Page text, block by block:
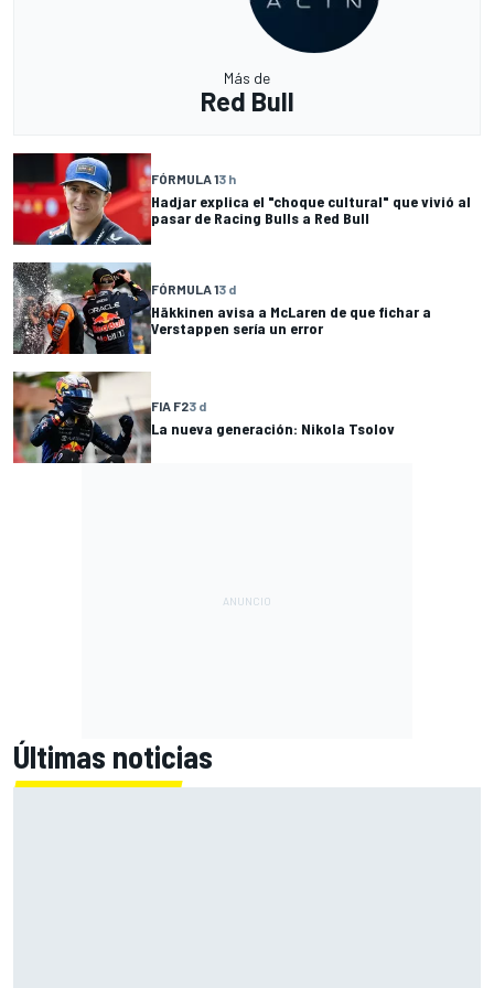
Más de
Red Bull
FÓRMULA 13 h
Hadjar explica el "choque cultural" que vivió al
pasar de Racing Bulls a Red Bull
FÓRMULA 13 d
Häkkinen avisa a McLaren de que fichar a
Verstappen sería un error
FIA F23 d
La nueva generación: Nikola Tsolov
Últimas noticias